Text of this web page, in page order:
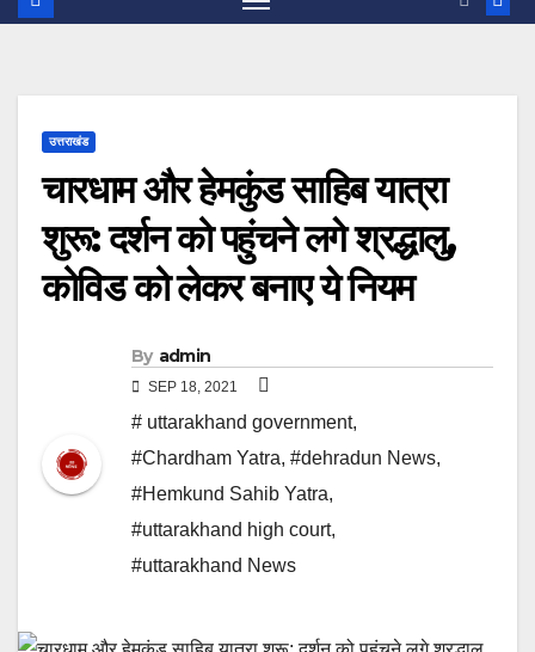
उत्तराखंड
चारधाम और हेमकुंड साहिब यात्रा
शुरू: दर्शन को पहुंचने लगे श्रद्धालु,
कोविड को लेकर बनाए ये नियम
By admin
SEP 18, 2021
# uttarakhand government,
#Chardham Yatra, #dehradun News,
#Hemkund Sahib Yatra,
#uttarakhand high court,
#uttarakhand News